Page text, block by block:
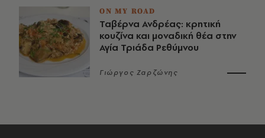
ON MY ROAD
Ταβέρνα Ανδρέας: κρητική
κουζίνα και μοναδική θέα στην
Αγία Τριάδα Ρεθύμνου
Γιώργος Ζαρζώνης